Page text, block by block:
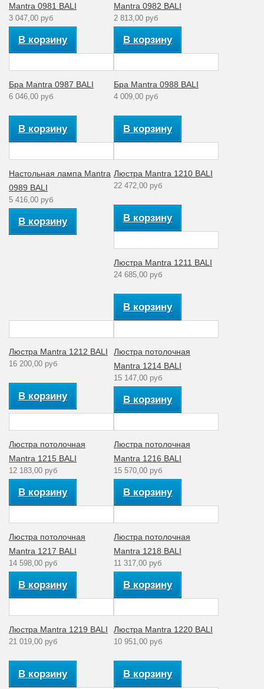
Mantra 0981 BALI
3 047,00 руб
В корзину
Mantra 0982 BALI
2 813,00 руб
В корзину
Бра Mantra 0987 BALI
6 046,00 руб
В корзину
Бра Mantra 0988 BALI
4 009,00 руб
В корзину
Настольная лампа Mantra
0989 BALI
5 416,00 руб
В корзину
Люстра Mantra 1210 BALI
22 472,00 руб
В корзину
Люстра Mantra 1211 BALI
24 685,00 руб
В корзину
Люстра Mantra 1212 BALI
16 200,00 руб
В корзину
Люстра потолочная
Mantra 1214 BALI
15 147,00 руб
В корзину
Люстра потолочная
Mantra 1215 BALI
12 183,00 руб
В корзину
Люстра потолочная
Mantra 1216 BALI
15 570,00 руб
В корзину
Люстра потолочная
Mantra 1217 BALI
14 598,00 руб
В корзину
Люстра потолочная
Mantra 1218 BALI
11 317,00 руб
В корзину
Люстра Mantra 1219 BALI
21 019,00 руб
В корзину
Люстра Mantra 1220 BALI
10 951,00 руб
В корзину